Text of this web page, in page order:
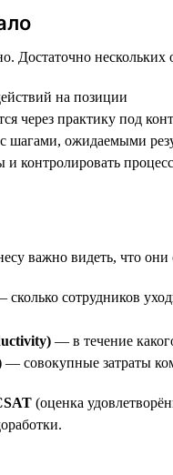
Достаточно нескольких
на позиции
через практику под
шагами, ожидаемыми
и контролировать процесс
важно видеть, что
сколько сотрудников
— в течение
— совокупные затраты
(оценка